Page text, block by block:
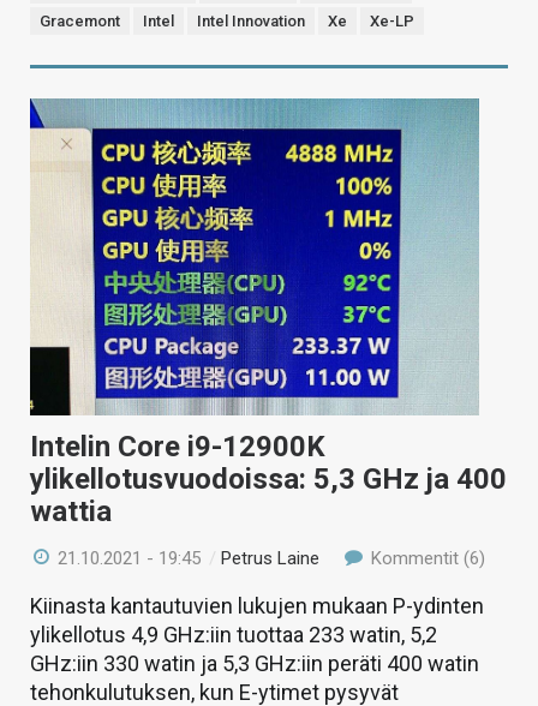
Gracemont Intel Intel Innovation Xe Xe-LP
Intelin Core i9-12900K
ylikellotusvuodoissa: 5,3 GHz ja 400
wattia
21.10.2021 - 19:45 /Petrus Laine Kommentit (6)
Kiinasta kantautuvien lukujen mukaan P-ydinten
ylikellotus 4,9 GHz:iin tuottaa 233 watin, 5,2
GHz:iin 330 watin ja 5,3 GHz:iin peräti 400 watin
tehonkulutuksen, kun E-ytimet pysyvät